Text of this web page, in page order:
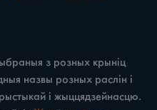
з розных крыніц
назвы розных раслін i
i жыццядзейнасцю.